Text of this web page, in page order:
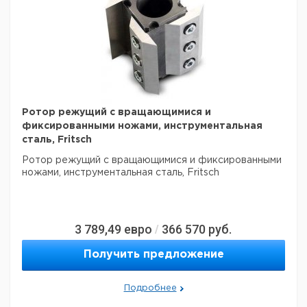
380 В, 50 Гц
1900 Вт
420х480х690 мм
Размеры кусков исходного материала
50 л/ч
Комплект поставки:
15.4030.00 мельница режущая Pulverisette 15 (380 В, без
штатива, вкл. приемный сосуд 3,5 литра).
Ротор режущий с вращающимися и
фиксированными ножами, инструментальная
сталь, Fritsch
Ротор режущий с вращающимися и фиксированными
ножами, инструментальная сталь, Fritsch
3 789,49 евро / 366 570 руб.
Получить предложение
Подробнее